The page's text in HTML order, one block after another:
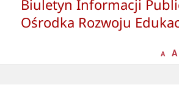
Biuletyn Informacji
Ośrodka Rozwoju
A A